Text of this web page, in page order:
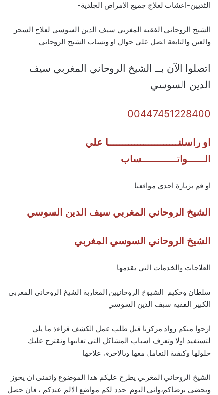
الثديين-اعشاب لعلاج جميع الامراض الجلدية-
الشيخ الروحاني الفقيه المغربي سيف الدين السوسي لعلاج السحر
والعين والتابعة اتصل علي جوال او وتساب الشيخ الروحاني
اتصلوا الآن بــ الشيخ الروحاني المغربي سيف
الدين السوسي
00447451228400
او راسلنــــــــــــــــــــــــا علي
الــــــواتــــــــــــساب
او قم بزيارة احدي مواقعنا
الشيخ الروحاني المغربي سيف الدين السوسي
الشيخ الروحاني السوسي المغربي
العلاجات والخدمات التي يقدمها
سلطان وحكيم الشيوخ الروحانيين المغاربة الشيخ الروحاني المغربي
الكبير الفقيه سيف الدين السوسي
ارجوا منكم رواد مركزنا قبل طلب عمل الكشف قراءة ما يلي
لتستفيد اولا وتعرف اسباب المشاكل التي تعانيها ونقترح عليك
حلولها وكيفية التعامل معها وبالاحرى علاجها
الشيخ الروحاني المغربي يطرح عليكم هذا الموضوع واتمنى ان يحوز
ويحضى برضاكم،واني اليوم احدد لكم مواضع الالم عندكم ، فان حصل